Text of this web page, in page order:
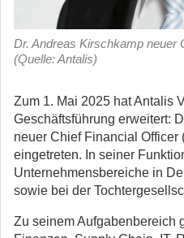
Dr. Andreas Kirschkamp neuer
(Quelle: Antalis)
Zum 1. Mai 2025 hat Antalis
Geschäftsführung erweitert:
neuer Chief Financial Officer
eingetreten. In seiner
Unternehmensbereiche in
sowie bei der
Zu seinem Aufgabenbereich